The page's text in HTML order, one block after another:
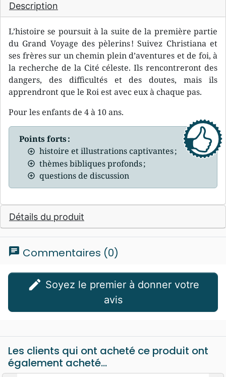
Description
L’histoire se poursuit à la suite de la première partie
du Grand Voyage des pèlerins ! Suivez Christiana et
ses frères sur un chemin plein d’aventures et de foi, à
la recherche de la Cité céleste. Ils rencontreront des
dangers, des difficultés et des doutes, mais ils
apprendront que le Roi est avec eux à chaque pas.
Pour les enfants de 4 à 10 ans.
Points forts :
histoire et illustrations captivantes ;
thèmes bibliques profonds ;
questions de discussion
Détails du produit
chat Commentaires (0)
edit
avis
Les clients qui ont acheté ce produit ont
également acheté...